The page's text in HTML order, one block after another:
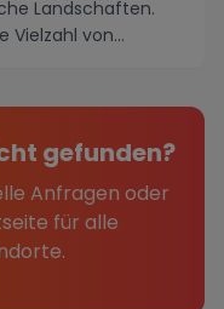
Landschaften.
Vielzahl von...
gefunden?
Anfragen oder
für alle